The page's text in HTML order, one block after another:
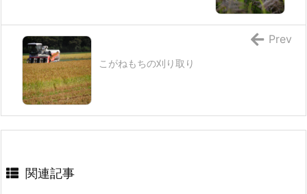
こがねもちの刈り取り
Prev
関連記事